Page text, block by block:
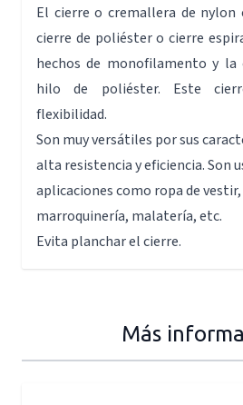
El cierre o cremallera de
cierre de poliéster o cierre
hechos de monofilamento y la
hilo de poliéster. Este
flexibilidad.
Son muy versátiles por sus
alta resistencia y eficiencia. Son
aplicaciones como ropa de
marroquinería, malatería, etc.
Evita planchar el cierre.
Más